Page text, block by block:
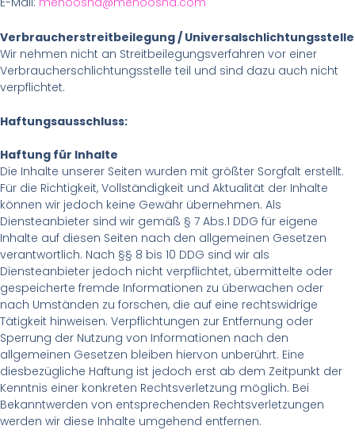
Verbraucherstreitbeilegung / Universalschlichtungsstelle
Wir nehmen nicht an Streitbeilegungsverfahren vor einer
Verbraucherschlichtungsstelle teil und sind dazu auch nicht
verpflichtet.
Haftungsausschluss:
Haftung für Inhalte
Die Inhalte unserer Seiten wurden mit größter Sorgfalt erstellt.
Für die Richtigkeit, Vollständigkeit und Aktualität der Inhalte
können wir jedoch keine Gewähr übernehmen. Als
Diensteanbieter sind wir gemäß § 7 Abs.1 DDG für eigene
Inhalte auf diesen Seiten nach den allgemeinen Gesetzen
verantwortlich. Nach §§ 8 bis 10 DDG sind wir als
Diensteanbieter jedoch nicht verpflichtet, übermittelte oder
gespeicherte fremde Informationen zu überwachen oder
nach Umständen zu forschen, die auf eine rechtswidrige
Tätigkeit hinweisen. Verpflichtungen zur Entfernung oder
Sperrung der Nutzung von Informationen nach den
allgemeinen Gesetzen bleiben hiervon unberührt. Eine
diesbezügliche Haftung ist jedoch erst ab dem Zeitpunkt der
Kenntnis einer konkreten Rechtsverletzung möglich. Bei
Bekanntwerden von entsprechenden Rechtsverletzungen
werden wir diese Inhalte umgehend entfernen.